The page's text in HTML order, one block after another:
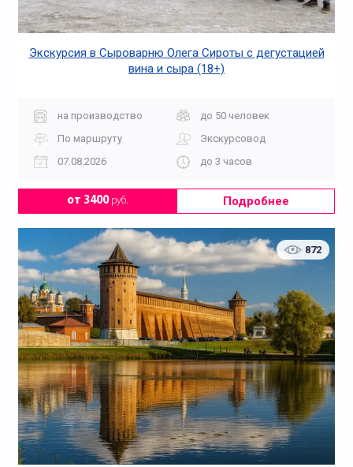
Экскурсия в Сыроварню Олега Сироты с дегустацией
вина и сыра (18+)
на производство
до 50 человек
По маршруту
Экскурсовод
07.08.2026
до 3 часов
от 3400руб. Подробнее
872